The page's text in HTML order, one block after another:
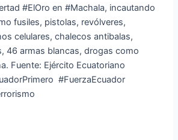
#ElOro en #Machala, incautando
fusiles, pistolas, revólveres,
celulares, chalecos antibalas,
46 armas blancas, drogas como
Fuente: Ejército Ecuatoriano
#FuerzaEcuador